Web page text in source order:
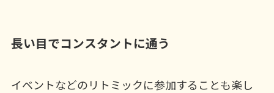
長い目でコンスタントに通う
イベントなどのリトミックに参加することも楽し